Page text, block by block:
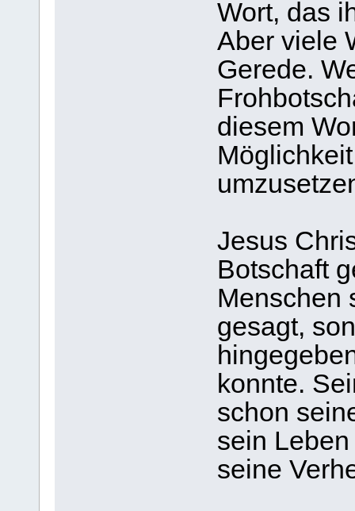
Wort, das
Aber viele
Gerede.
diesem
Jesus
Botschaft
Menschen
gesagt,
konnte.
schon
sein
seine